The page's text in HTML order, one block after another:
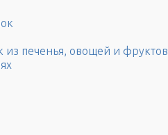
печенья, овощей и фруктов